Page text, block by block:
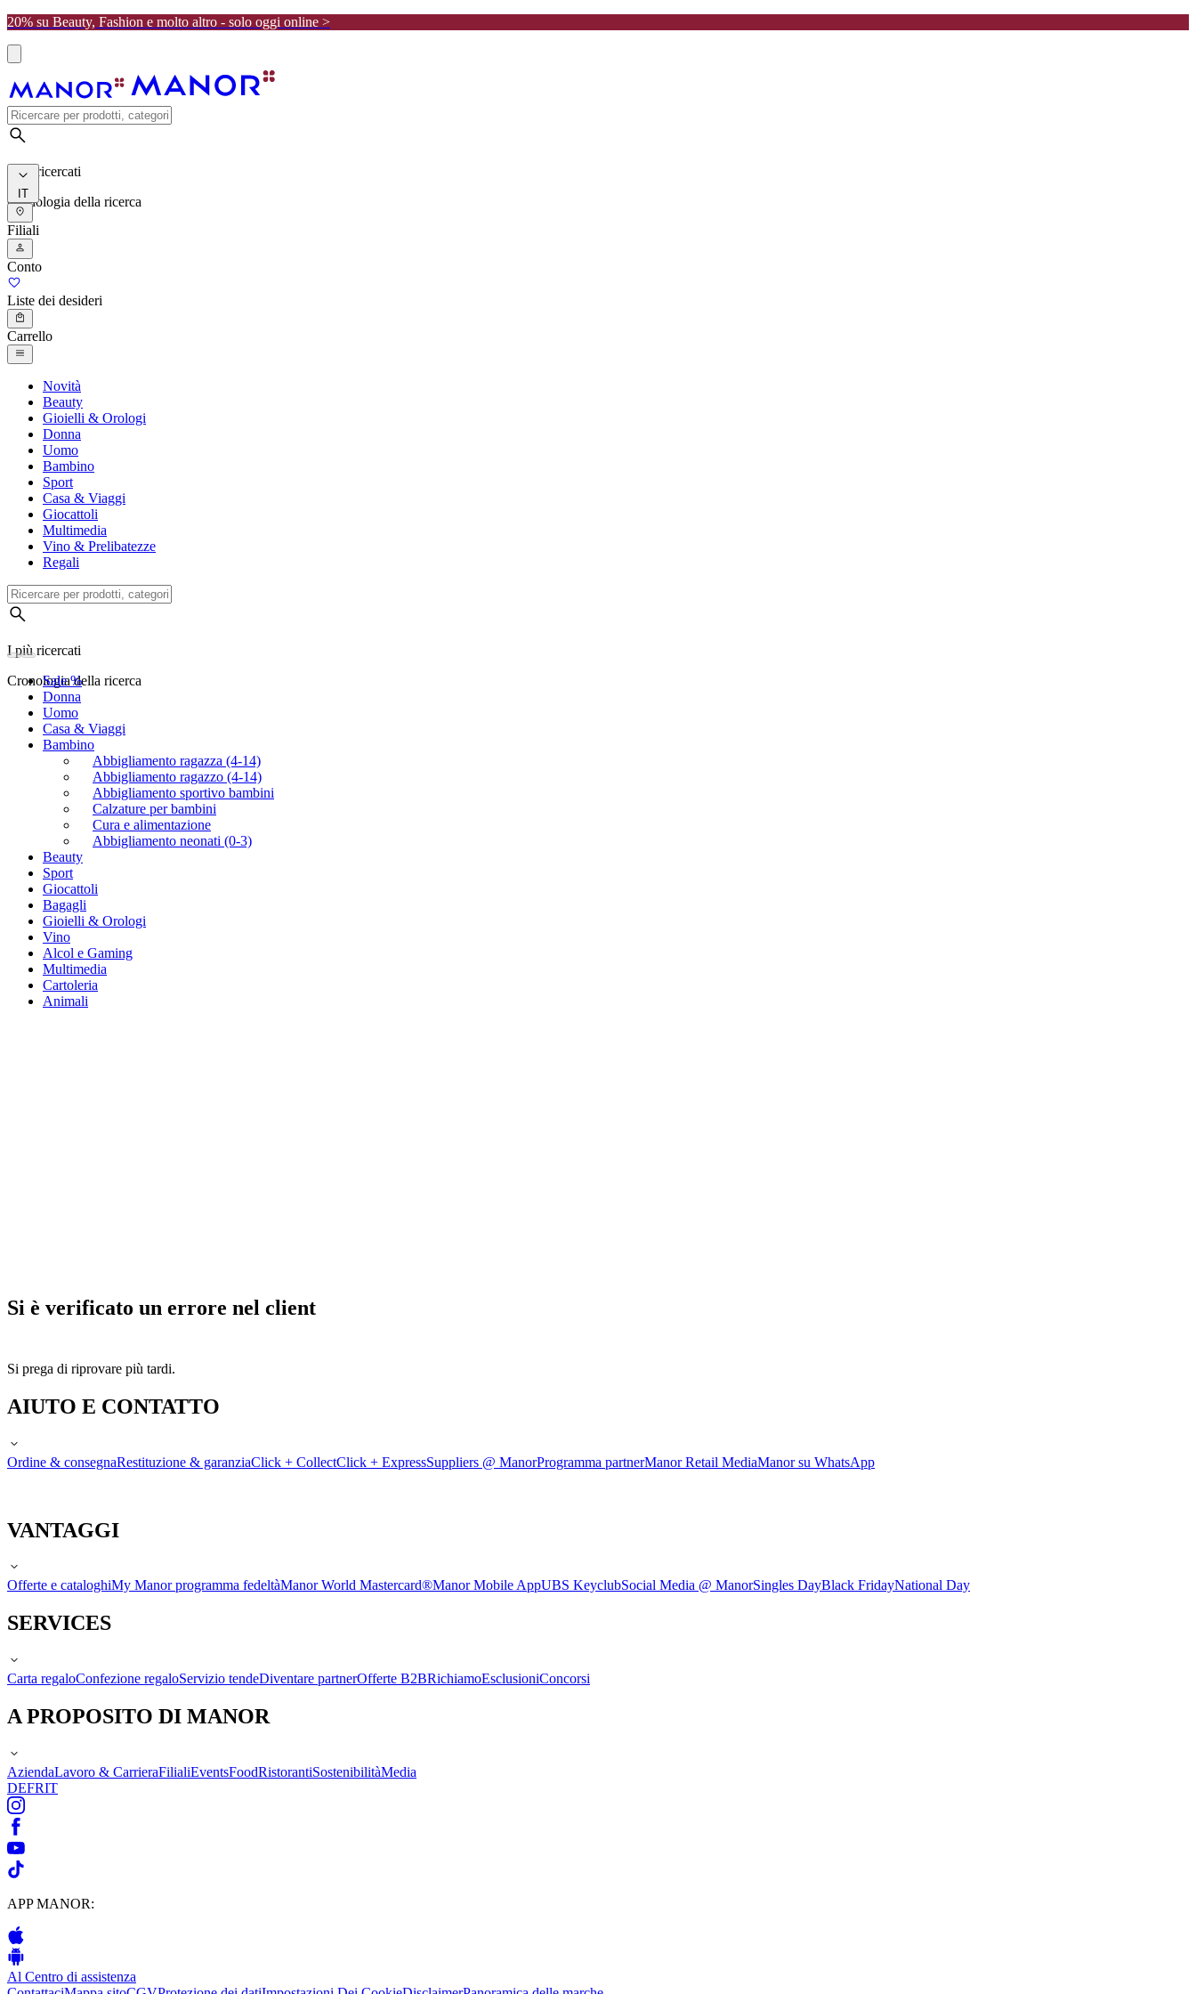
20% su Beauty, Fashion e molto altro - solo oggi online >
I più ricercati
Cronologia della ricerca
IT
Filiali
Conto
Liste dei desideri
Carrello
Novità
Beauty
Gioielli & Orologi
Donna
Uomo
Bambino
Sport
Casa & Viaggi
Giocattoli
Multimedia
Vino & Prelibatezze
Regali
I più ricercati
Cronologia della ricerca
Sale %
Donna
Uomo
Casa & Viaggi
Bambino
Abbigliamento ragazza (4-14)
Abbigliamento ragazzo (4-14)
Abbigliamento sportivo bambini
Calzature per bambini
Cura e alimentazione
Abbigliamento neonati (0-3)
Beauty
Sport
Giocattoli
Bagagli
Gioielli & Orologi
Vino
Alcol e Gaming
Multimedia
Cartoleria
Animali
Si è verificato un errore nel client
Si prega di riprovare più tardi.
AIUTO E CONTATTO
Ordine & consegnaRestituzione & garanziaClick + CollectClick + ExpressSuppliers @ ManorProgramma partnerManor Retail MediaManor su WhatsApp
VANTAGGI
Offerte e cataloghiMy Manor programma fedeltàManor World Mastercard®Manor Mobile AppUBS KeyclubSocial Media @ ManorSingles DayBlack FridayNational Day
SERVICES
Carta regaloConfezione regaloServizio tendeDiventare partnerOfferte B2BRichiamoEsclusioniConcorsi
A PROPOSITO DI MANOR
AziendaLavoro & CarrieraFilialiEventsFoodRistorantiSostenibilitàMedia
DEFRIT
APP MANOR:
Al Centro di assistenza